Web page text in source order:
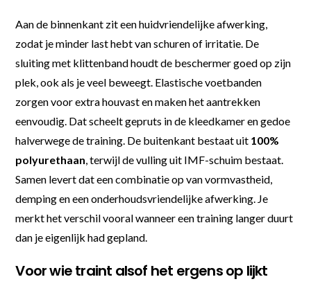
Aan de binnenkant zit een huidvriendelijke afwerking,
zodat je minder last hebt van schuren of irritatie. De
sluiting met klittenband houdt de beschermer goed op zijn
plek, ook als je veel beweegt. Elastische voetbanden
zorgen voor extra houvast en maken het aantrekken
eenvoudig. Dat scheelt gepruts in de kleedkamer en gedoe
halverwege de training. De buitenkant bestaat uit 100%
polyurethaan, terwijl de vulling uit IMF-schuim bestaat.
Samen levert dat een combinatie op van vormvastheid,
demping en een onderhoudsvriendelijke afwerking. Je
merkt het verschil vooral wanneer een training langer duurt
dan je eigenlijk had gepland.
Voor wie traint alsof het ergens op lijkt